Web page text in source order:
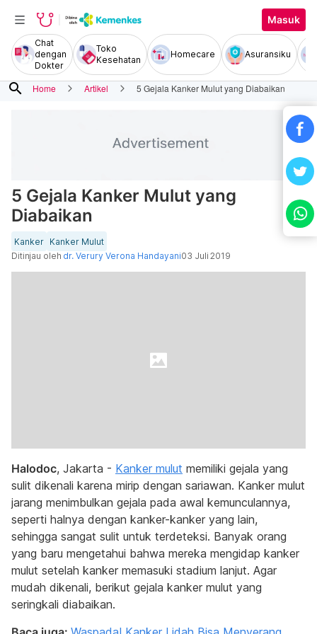
Masuk
Chat
dengan
Dokter
Toko
Kesehatan
Homecare Asuransiku
search Home Artikel 5 Gejala Kanker Mulut yang Diabaikan
5 Gejala Kanker Mulut yang
Diabaikan
Kanker Kanker Mulut
Ditinjau oleh dr. Verury Verona Handayani03 Juli 2019
Halodoc, Jakarta - Kanker mulut memiliki gejala yang
sulit dikenali karena mirip dengan sariawan. Kanker mulut
jarang menimbulkan gejala pada awal kemunculannya,
seperti halnya dengan kanker-kanker yang lain,
sehingga sangat sulit untuk terdeteksi. Banyak orang
yang baru mengetahui bahwa mereka mengidap kanker
mulut setelah kanker memasuki stadium lanjut. Agar
mudah dikenali, berikut gejala kanker mulut yang
seringkali diabaikan.